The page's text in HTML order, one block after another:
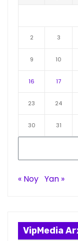
2 3
9 10
16 17
23 24
30 31
« Noy Yan »
VipMedia